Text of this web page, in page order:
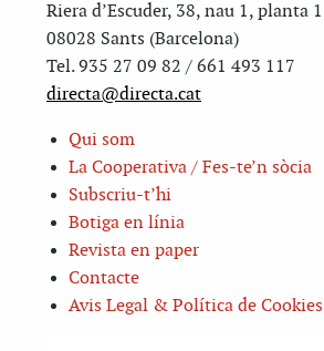
Riera d’Escuder, 38, nau 1, planta 1
08028 Sants (Barcelona)
Tel. 935 27 09 82 / 661 493 117
directa@directa.cat
Qui som
La Cooperativa / Fes-te’n sòcia
Subscriu-t’hi
Botiga en línia
Revista en paper
Contacte
Avis Legal & Política de Cookies